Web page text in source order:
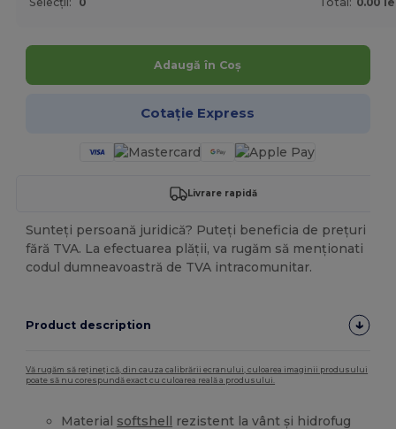
Adaugă în Coș
Cotație Express
Livrare rapidă
Sunteți persoană juridică? Puteți beneficia de prețuri
fără TVA. La efectuarea plății, va rugăm să menționati
codul dumneavoastră de TVA intracomunitar.
Product description
Vă rugăm să rețineți că, din cauza calibrării ecranului, culoarea imaginii produsului
poate să nu corespundă exact cu culoarea reală a produsului.
Material softshell rezistent la vânt și hidrofug